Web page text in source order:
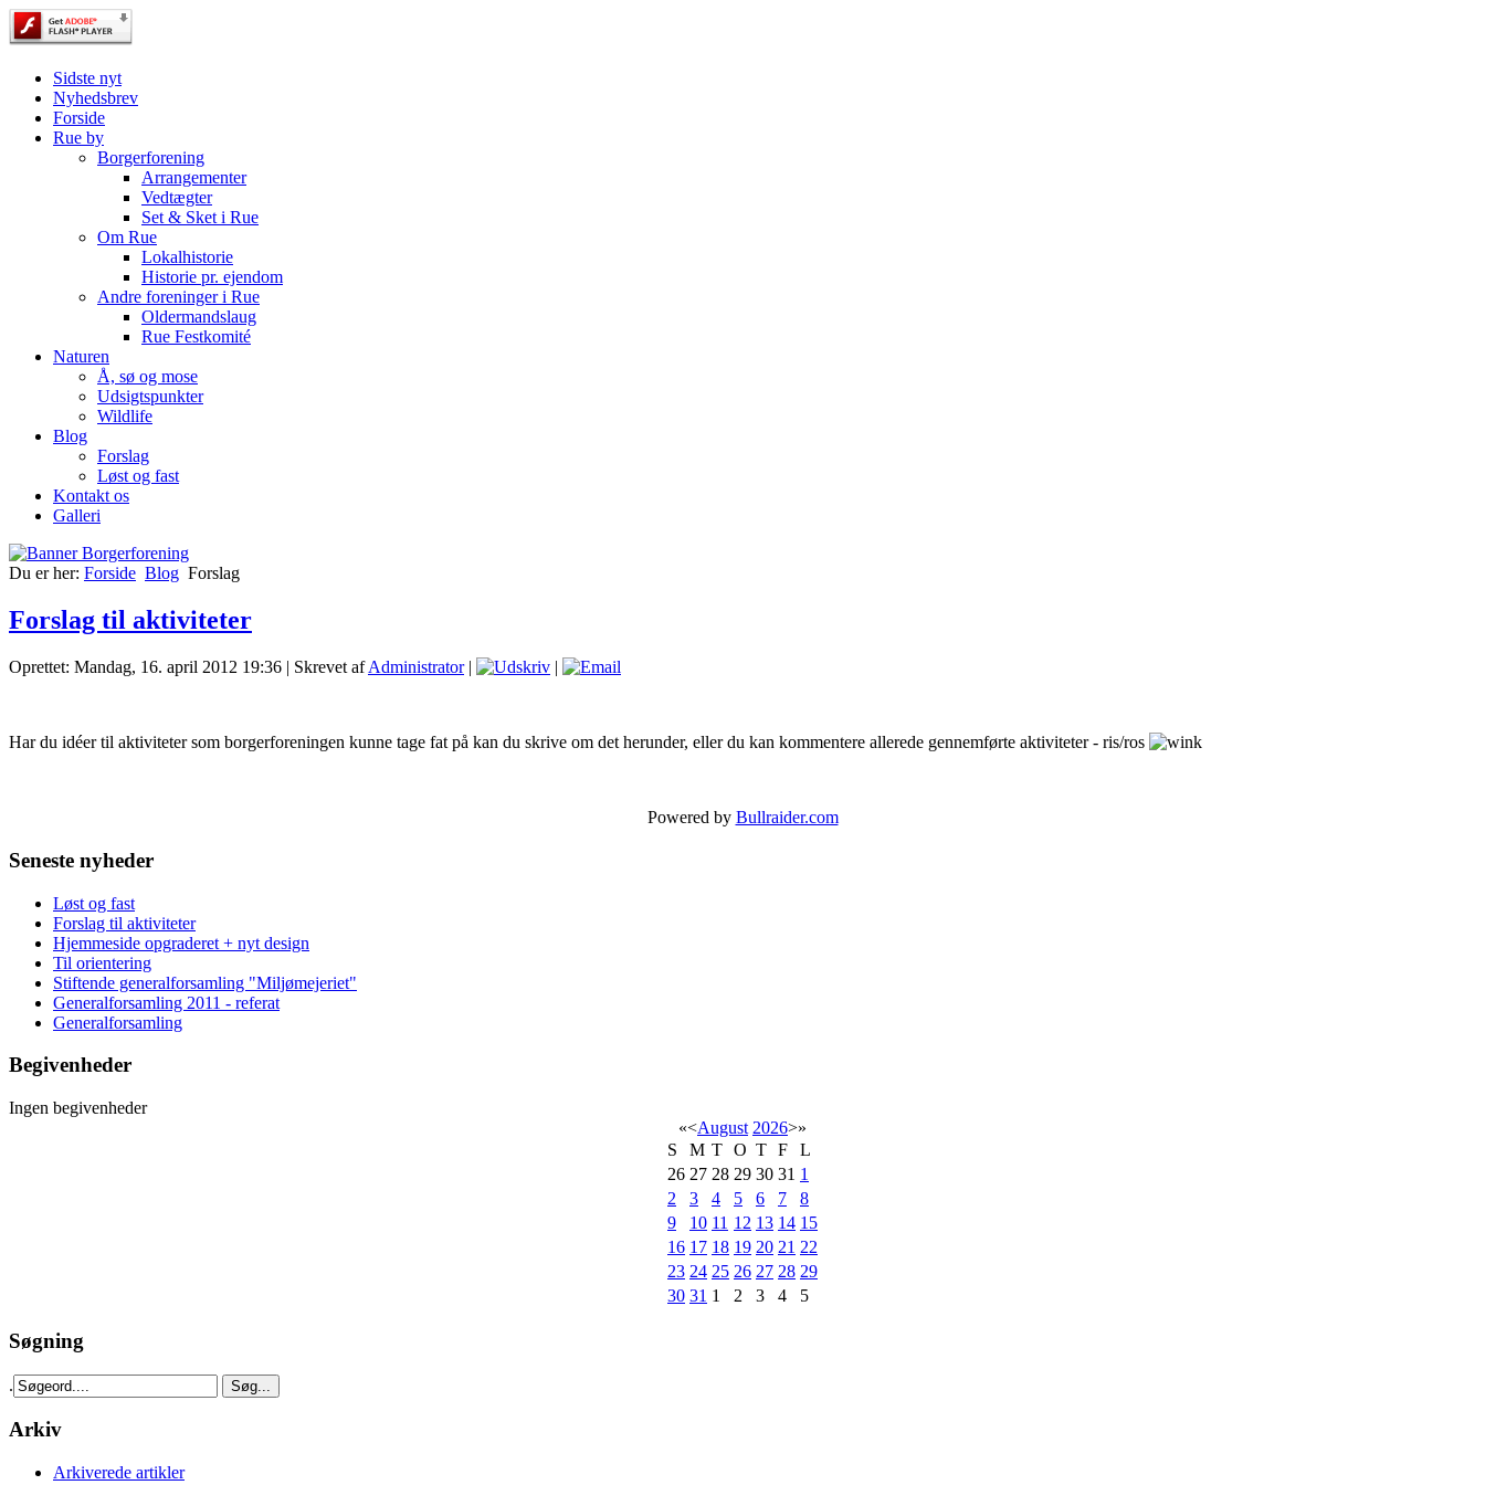
Sidste nyt
Nyhedsbrev
Forside
Rue by
Borgerforening
Arrangementer
Vedtægter
Set & Sket i Rue
Om Rue
Lokalhistorie
Historie pr. ejendom
Andre foreninger i Rue
Oldermandslaug
Rue Festkomité
Naturen
Å, sø og mose
Udsigtspunkter
Wildlife
Blog
Forslag
Løst og fast
Kontakt os
Galleri
Du er her: Forside Blog Forslag
Forslag til aktiviteter
Oprettet: Mandag, 16. april 2012 19:36 | Skrevet afAdministrator| |
Har du idéer til aktiviteter som borgerforeningen kunne tage fat på kan du skrive om det herunder, eller du kan kommentere allerede gennemførte aktiviteter - ris/ros
Powered by Bullraider.com
Seneste nyheder
Løst og fast
Forslag til aktiviteter
Hjemmeside opgraderet + nyt design
Til orientering
Stiftende generalforsamling "Miljømejeriet"
Generalforsamling 2011 - referat
Generalforsamling
Begivenheder
Ingen begivenheder
«<August 2026>»
S
M T O T F
L
26 27 28 29 30 31 1
2
3 4 5 6 7
8
9
10 11 12 13 14 15
16 17 18 19 20 21 22
23 24 25 26 27 28 29
30 31 1 2 3 4 5
Søgning
.
Arkiv
Arkiverede artikler